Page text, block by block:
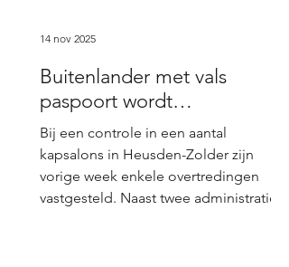
Buitenlander met vals
paspoort wordt
gerepatrieerd na controle bij
kappers in Heusden-Zolder
Bij een controle in een aantal
kapsalons in Heusden-Zolder zijn
vorige week enkele overtredingen
vastgesteld. Naast twee administratieve
14 nov 2025